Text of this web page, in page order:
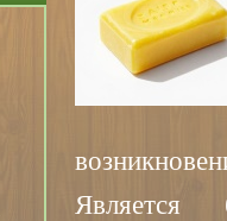
Является